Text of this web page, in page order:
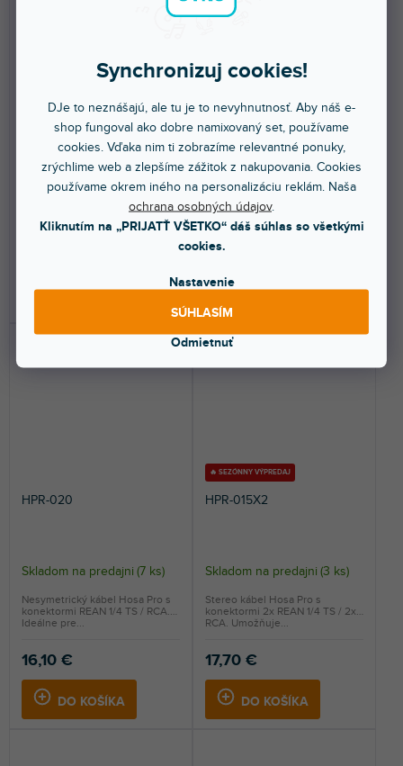
Synchronizuj cookies!
DJe to neznášajú, ale tu je to nevyhnutnosť. Aby náš e-
shop fungoval ako dobre namixovaný set, používame
cookies. Vďaka nim ti zobrazíme relevantné ponuky,
zrýchlime web a zlepšíme zážitok z nakupovania. Cookies
používame okrem iného na personalizáciu reklám. Naša
ochrana osobných údajov.
Kliknutím na „PRIJATŤ VŠETKO“ dáš súhlas so všetkými
cookies.
Nastavenie
Odmietnuť
SÚHLASÍM
Skladom na predajni (7 ks)
Nesymetrický kábel Hosa Pro s
konektormi REAN 1/4 TS / RCA.
Skladom na predajni(7 ks)
12,80 €
Symetrický kábel Hosa Pro s
konektormi REAN XLR3F / 1/4
TRS. Určený pre...
HPR-020
Skladom na predajni (7 ks)
16,10 €
DO KOŠÍKA
Nesymetrický kábel Hosa Pro s
konektormi REAN 1/4 TS / RCA.
Ideálne pre...
🔥 SEZÓNNY VÝPREDAJ
HPR-015X2
Skladom na predajni (3 ks)
17,70 €
DO KOŠÍKA
Stereo kábel Hosa Pro s
konektormi 2x REAN 1/4 TS / 2x
RCA. Umožňuje...